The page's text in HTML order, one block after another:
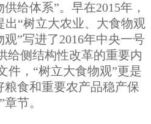
供给体系”。早在2015年，
“树立大农业、大食物观
观”写进了2016年中央一号
给侧结构性改革的重要内
件，“树立大食物观”更是
粮食和重要农产品稳产保
章节。